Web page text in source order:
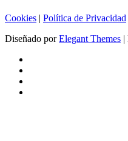
Cookies | Política de Privacidad
Diseñado porElegant Themes |